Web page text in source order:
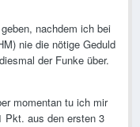
nachdem ich bei
nie die nötige Geduld
der Funke über.
momentan tu ich mir
Pkt. aus den ersten 3